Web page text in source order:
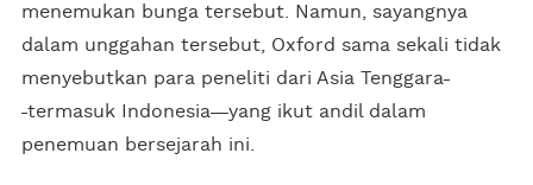
menemukan bunga tersebut. Namun, sayangnya
dalam unggahan tersebut, Oxford sama sekali tidak
menyebutkan para peneliti dari Asia Tenggara
termasuk Indonesia
yang ikut andil dalam
penemuan bersejarah ini.